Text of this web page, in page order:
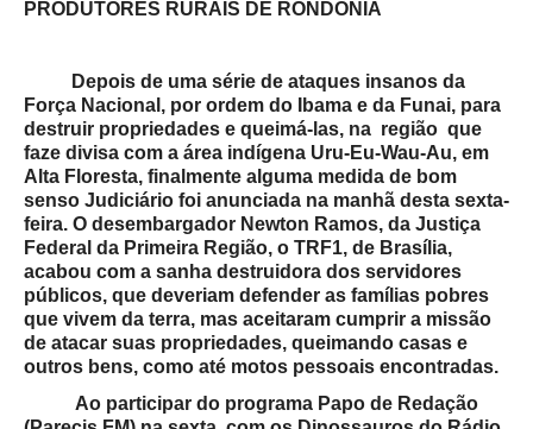
PRODUTORES RURAIS DE RONDÔNIA
Depois de uma série de ataques insanos da
Força Nacional, por ordem do Ibama e da Funai, para
destruir propriedades e queimá-las, na região que
faze divisa com a área indígena Uru-Eu-Wau-Au, em
Alta Floresta, finalmente alguma medida de bom
senso Judiciário foi anunciada na manhã desta sexta-
feira. O desembargador Newton Ramos, da Justiça
Federal da Primeira Região, o TRF1, de Brasília,
acabou com a sanha destruidora dos servidores
públicos, que deveriam defender as famílias pobres
que vivem da terra, mas aceitaram cumprir a missão
de atacar suas propriedades, queimando casas e
outros bens, como até motos pessoais encontradas.
Ao participar do programa Papo de Redação